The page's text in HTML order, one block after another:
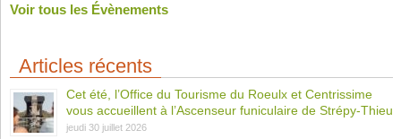
Voir tous les Évènements
Articles récents
Cet été, l’Office du Tourisme du Roeulx et Centrissime
vous accueillent à l’Ascenseur funiculaire de Strépy-Thieu
jeudi 30 juillet 2026